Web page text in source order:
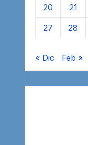
20 21
27 28
« Dic Feb »